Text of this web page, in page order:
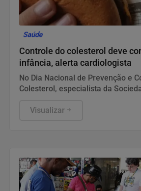
Saúde
Controle do colesterol deve
infância, alerta cardiologista
No Dia Nacional de Prevenção e
Colesterol, especialista da
anos, alimentação equilibrada e
Visualizar